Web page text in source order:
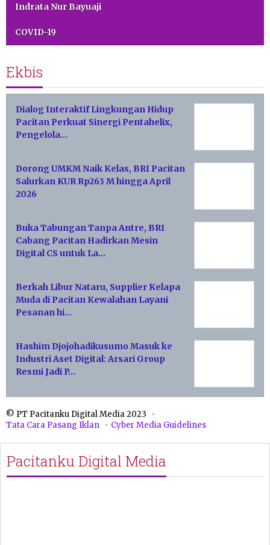
Indrata Nur Bayuaji
COVID-19
Ekbis
Dialog Interaktif Lingkungan Hidup
Pacitan Perkuat Sinergi Pentahelix,
Pengelola…
Dorong UMKM Naik Kelas, BRI Pacitan
Salurkan KUR Rp263 M hingga April
2026
Buka Tabungan Tanpa Antre, BRI
Cabang Pacitan Hadirkan Mesin
Digital CS untuk La…
Berkah Libur Nataru, Supplier Kelapa
Muda di Pacitan Kewalahan Layani
Pesanan hi…
Hashim Djojohadikusumo Masuk ke
Industri Aset Digital: Arsari Group
Resmi Jadi P…
© PT Pacitanku Digital Media 2023
Tata Cara Pasang Iklan
Cyber Media Guidelines
Pacitanku Digital Media